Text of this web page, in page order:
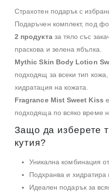
Страхотен подарък с
Подаръчен комплект, под
2 продуктаза тяло със
праскова и зелена ябълка.
Mythic Skin Body Lotion
подходящ за всеки тип
хидратация на кожата.
Fragrance Mist Sweet Kiss
подходяща по всяко време
Защо да изберете
кутия?
Уникална комбинация
Подхранва и хидратира
Идеален подарък за